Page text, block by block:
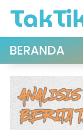
BERANDA